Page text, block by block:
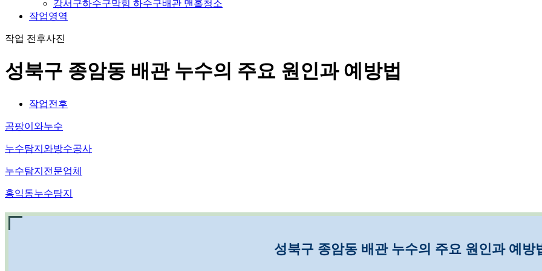
강서구하수구막힘 하수구배관 맨홀청소
작업영역
작업 전후사진
성북구 종암동 배관 누수의 주요 원인과 예방법
작업전후
곰팡이와누수
누수탐지와방수공사
누수탐지전문업체
홍익동누수탐지
성북구 종암동 배관 누수의 주요 원인과 예방